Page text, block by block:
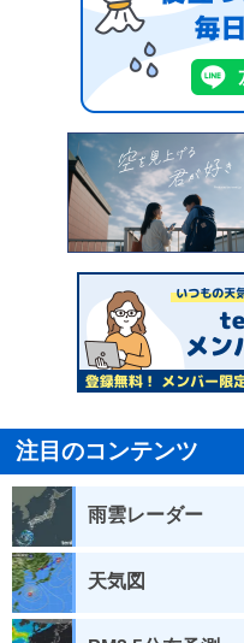
注目のコンテンツ
雨雲レーダー
天気図